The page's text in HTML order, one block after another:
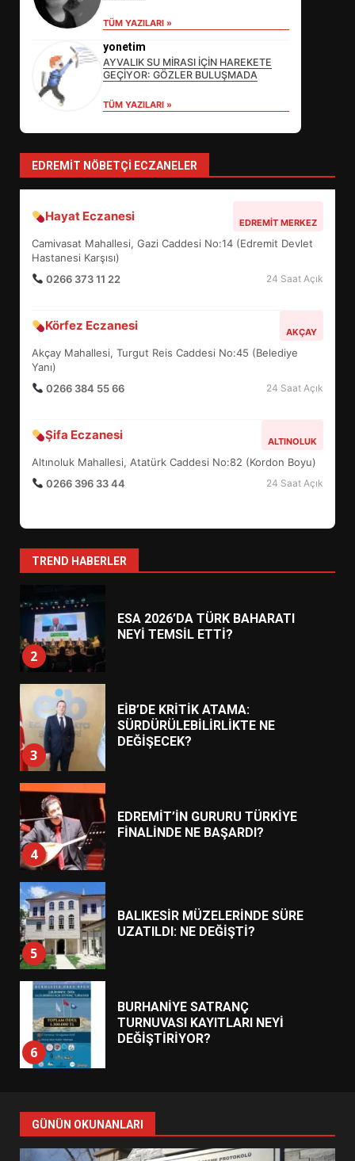
TÜM YAZILARI »
yonetim
AYVALIK SU MİRASI İÇİN HAREKETE
GEÇİYOR: GÖZLER BULUŞMADA
TÜM YAZILARI »
EDREMIT NÖBETÇI ECZANELER
Hayat Eczanesi EDREMIT MERKEZ
Camivasat Mahallesi, Gazi Caddesi No:14 (Edremit Devlet
Hastanesi Karşısı)
0266 373 11 22
24 Saat Açık
Körfez Eczanesi AKÇAY
Akçay Mahallesi, Turgut Reis Caddesi No:45 (Belediye
Yanı)
0266 384 55 66
24 Saat Açık
Şifa Eczanesi ALTINOLUK
Altınoluk Mahallesi, Atatürk Caddesi No:82 (Kordon Boyu)
0266 396 33 44
24 Saat Açık
TREND HABERLER
SÜRDÜRÜLEBİLİRLİKTE NE
DEĞİŞECEK?
4
5
BALIKESİR MÜZELERİNDE SÜRE
UZATILDI: NE DEĞİŞTİ?
6
TURNUVASI KAYITLARI NEYİ
7
YENİ YÖNETİM NASIL
ŞEKİLLENDİ?
1
HAREKETE GEÇİYOR: GÖZLER
2
ESA 2026’DA TÜRK BAHARATI
NEYİ TEMSİL ETTİ?
3
EİB’DE KRİTİK ATAMA:
SÜRDÜRÜLEBİLİRLİKTE NE
DEĞİŞECEK?
4
EDREMİT’İN GURURU TÜRKİYE
FİNALİNDE NE BAŞARDI?
5
BALIKESİR MÜZELERİNDE SÜRE
UZATILDI: NE DEĞİŞTİ?
6
BURHANİYE SATRANÇ
TURNUVASI KAYITLARI NEYİ
DEĞİŞTİRİYOR?
7
YENİ YÖNETİM NASIL
ŞEKİLLENDİ?
GÜNÜN OKUNANLARI